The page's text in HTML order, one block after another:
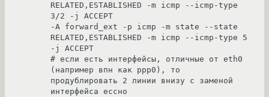
RELATED,ESTABLISHED -m icmp --icmp-type
3/2 -j ACCEPT
-A forward_ext -p icmp -m state --state
RELATED,ESTABLISHED -m icmp --icmp-type 5
-j ACCEPT
# если есть интерфейсы, отличные от eth0
(например впн как ppp0), то
продублировать 2 линии внизу с заменой
интерфейса ессно